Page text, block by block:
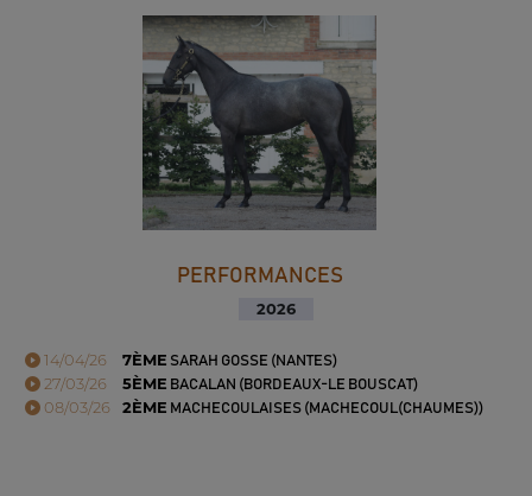
PERFORMANCES
2026
14/04/26 7ÈME SARAH GOSSE (NANTES)
27/03/26 5ÈME BACALAN (BORDEAUX-LE BOUSCAT)
08/03/26 2ÈME MACHECOULAISES (MACHECOUL(CHAUMES))